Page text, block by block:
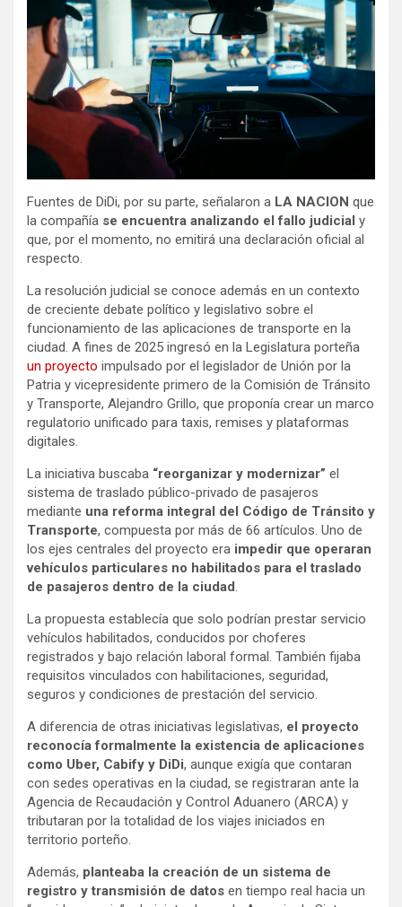
Fuentes de DiDi, por su parte, señalaron a LA NACION que
la compañía se encuentra analizando el fallo judicial y
que, por el momento, no emitirá una declaración oficial al
respecto.
La resolución judicial se conoce además en un contexto
de creciente debate político y legislativo sobre el
funcionamiento de las aplicaciones de transporte en la
ciudad. A fines de 2025 ingresó en la Legislatura porteña
un proyecto impulsado por el legislador de Unión por la
Patria y vicepresidente primero de la Comisión de Tránsito
y Transporte, Alejandro Grillo, que proponía crear un marco
regulatorio unificado para taxis, remises y plataformas
digitales.
La iniciativa buscaba “reorganizar y modernizar” el
sistema de traslado público-privado de pasajeros
mediante una reforma integral del Código de Tránsito y
Transporte, compuesta por más de 66 artículos. Uno de
los ejes centrales del proyecto era impedir que operaran
vehículos particulares no habilitados para el traslado
de pasajeros dentro de la ciudad.
La propuesta establecía que solo podrían prestar servicio
vehículos habilitados, conducidos por choferes
registrados y bajo relación laboral formal. También fijaba
requisitos vinculados con habilitaciones, seguridad,
seguros y condiciones de prestación del servicio.
A diferencia de otras iniciativas legislativas, el proyecto
reconocía formalmente la existencia de aplicaciones
como Uber, Cabify y DiDi, aunque exigía que contaran
con sedes operativas en la ciudad, se registraran ante la
Agencia de Recaudación y Control Aduanero (ARCA) y
tributaran por la totalidad de los viajes iniciados en
territorio porteño.
Además, planteaba la creación de un sistema de
registro y transmisión de datos en tiempo real hacia un